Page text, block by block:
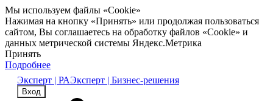
Мы используем файлы «Cookie»
Нажимая на кнопку «Принять» или продолжая пользоваться
сайтом, Вы соглашаетесь на обработку файлов «Cookie» и
данных метрической системы Яндекс.Метрика
Принять
Подробнее
Эксперт | РАЭксперт | Бизнес-решения
Вход